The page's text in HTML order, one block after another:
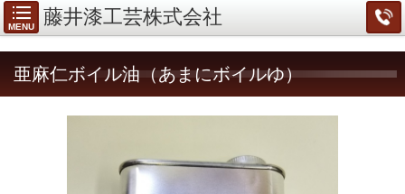
MENU 藤井漆工芸株式会社
亜麻仁ボイル油（あまにボイルゆ）